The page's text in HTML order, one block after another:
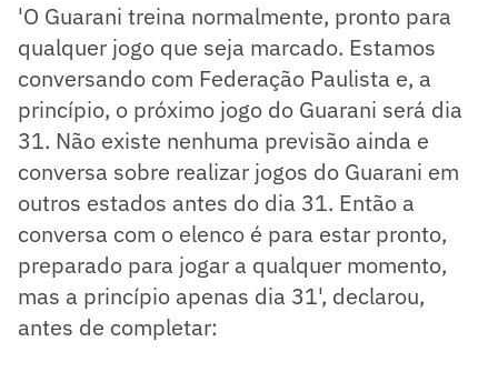
'O Guarani treina normalmente, pronto para
qualquer jogo que seja marcado. Estamos
conversando com Federação Paulista e, a
princípio, o próximo jogo do Guarani será dia
31. Não existe nenhuma previsão ainda e
conversa sobre realizar jogos do Guarani em
outros estados antes do dia 31. Então a
conversa com o elenco é para estar pronto,
preparado para jogar a qualquer momento,
mas a princípio apenas dia 31', declarou,
antes de completar: